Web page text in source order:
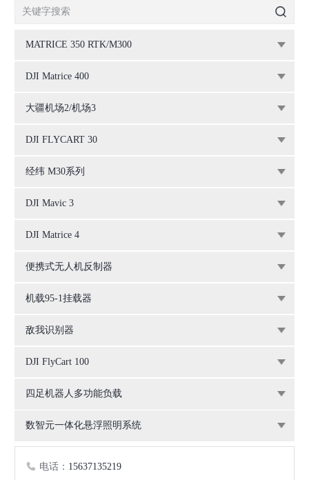
MATRICE 350 RTK/M300
DJI Matrice 400
大疆机场2/机场3
DJI FLYCART 30
经纬 M30系列
DJI Mavic 3
DJI Matrice 4
便携式无人机反制器
机载95-1挂载器
敌我识别器
DJI FlyCart 100
四足机器人多功能负载
数智元一体化悬浮照明系统
电话： 15637135219